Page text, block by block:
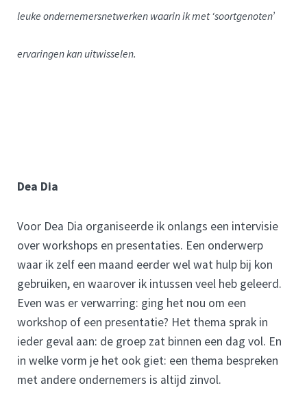
leuke ondernemersnetwerken waarin ik met ‘soortgenoten’
ervaringen kan uitwisselen.
Dea Dia
Voor Dea Dia organiseerde ik onlangs een intervisie
over workshops en presentaties. Een onderwerp
waar ik zelf een maand eerder wel wat hulp bij kon
gebruiken, en waarover ik intussen veel heb geleerd.
Even was er verwarring: ging het nou om een
workshop of een presentatie? Het thema sprak in
ieder geval aan: de groep zat binnen een dag vol. En
in welke vorm je het ook giet: een thema bespreken
met andere ondernemers is altijd zinvol.